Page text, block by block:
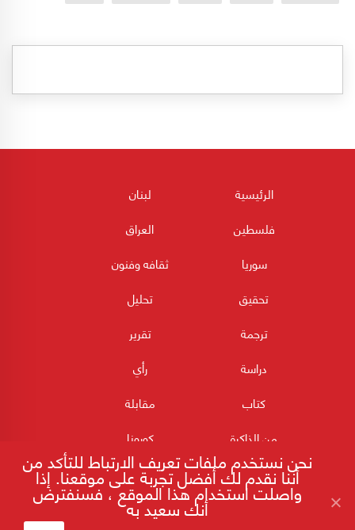
الرئيسية
لبنان
فلسطين
العراق
سوريا
ثقافه وفنون
تحقيق
تحليل
ترجمة
تقرير
دراسة
رأي
كتاب
مقابلة
من الذاكرة
كورونا
نحن نستخدم ملفات تعريف الارتباط للتأكد من
أننا نقدم لك أفضل تجربة على موقعنا. إذا
واصلت استخدام هذا الموقع ، فسنفترض
أنك سعيد به